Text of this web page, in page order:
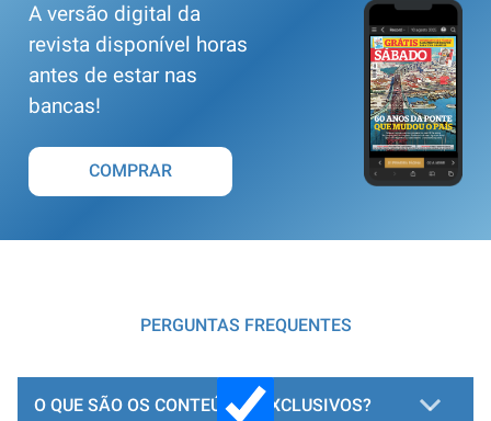
A versão digital da
revista disponível horas
antes de estar nas
bancas!
COMPRAR
PERGUNTAS FREQUENTES
O QUE SÃO OS CONTEÚDOS EXCLUSIVOS?